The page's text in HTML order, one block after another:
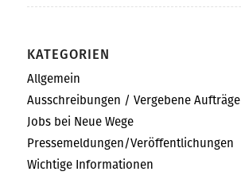
KATEGORIEN
Allgemein
Ausschreibungen / Vergebene Aufträge
Jobs bei Neue Wege
Pressemeldungen/Veröffentlichungen
Wichtige Informationen